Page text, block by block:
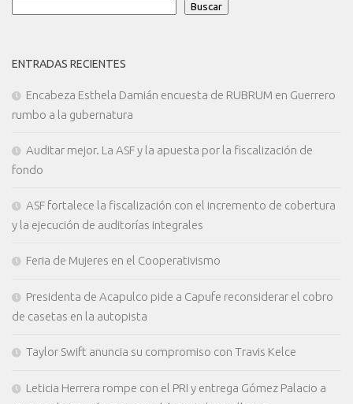
Buscar
ENTRADAS RECIENTES
Encabeza Esthela Damián encuesta de RUBRUM en Guerrero
rumbo a la gubernatura
Auditar mejor. La ASF y la apuesta por la fiscalización de
fondo
ASF fortalece la fiscalización con el incremento de cobertura
y la ejecución de auditorías integrales
Feria de Mujeres en el Cooperativismo
Presidenta de Acapulco pide a Capufe reconsiderar el cobro
de casetas en la autopista
Taylor Swift anuncia su compromiso con Travis Kelce
Leticia Herrera rompe con el PRI y entrega Gómez Palacio a